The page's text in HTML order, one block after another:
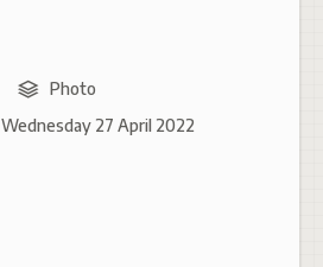
Photo
Wednesday 27 April 2022